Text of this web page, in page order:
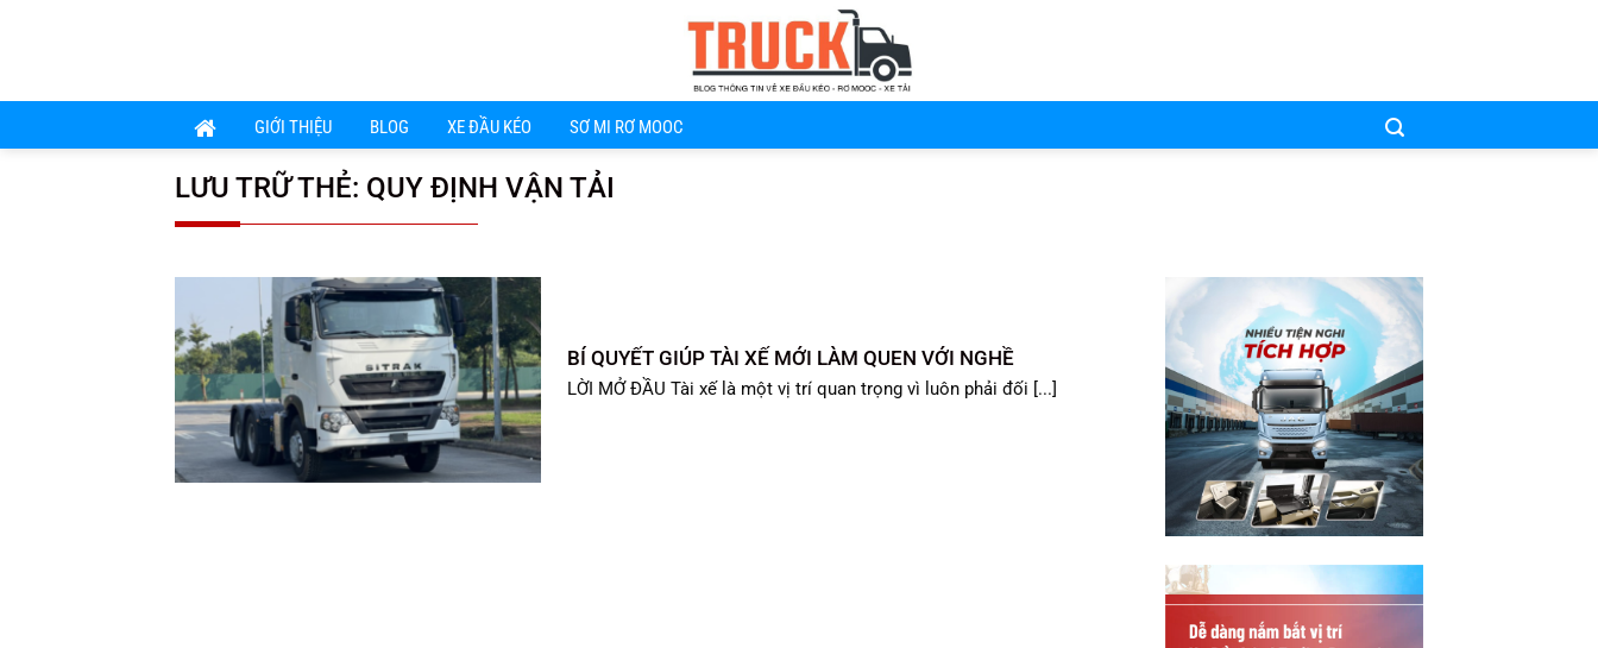
dung
GIỚI THIỆU BLOG XE ĐẦU KÉO SƠ MI RƠ MOOC
LƯU TRỮ THẺ: QUY ĐỊNH VẬN TẢI
BÍ QUYẾT GIÚP TÀI XẾ MỚI LÀM QUEN VỚI NGHỀ
LỜI MỞ ĐẦU Tài xế là một vị trí quan trọng vì luôn phải đối [...]